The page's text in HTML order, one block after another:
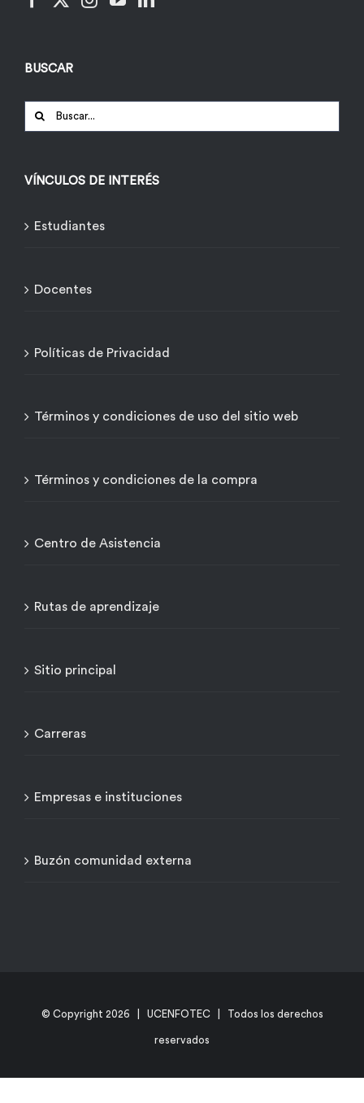
BUSCAR
Buscar:
VÍNCULOS DE INTERÉS
Estudiantes
Docentes
Políticas de Privacidad
Términos y condiciones de uso del sitio web
Términos y condiciones de la compra
Centro de Asistencia
Rutas de aprendizaje
Sitio principal
Carreras
Empresas e instituciones
Buzón comunidad externa
© Copyright 2026 | UCENFOTEC | Todos los derechos
reservados